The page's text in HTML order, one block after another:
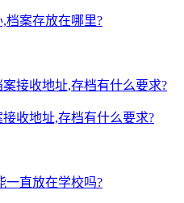
档案存放在哪里?
收地址,存档有什么要求?